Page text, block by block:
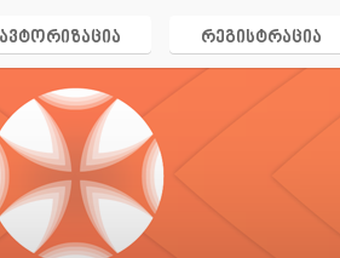
ავტორიზაცია რეგისტრაცია